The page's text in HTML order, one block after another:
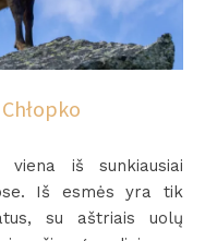
iš sunkiausiai
Iš esmės yra tik
su aštriais uolų